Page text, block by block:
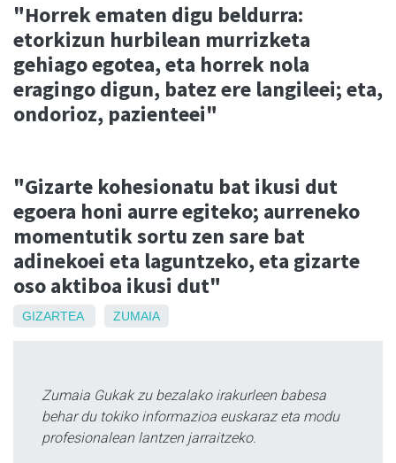
"Horrek ematen digu beldurra:
etorkizun hurbilean murrizketa
gehiago egotea, eta horrek nola
eragingo digun, batez ere langileei; eta,
ondorioz, pazienteei"
"Gizarte kohesionatu bat ikusi dut
egoera honi aurre egiteko; aurreneko
momentutik sortu zen sare bat
adinekoei eta laguntzeko, eta gizarte
oso aktiboa ikusi dut"
GIZARTEA ZUMAIA
Zumaia Gukak zu bezalako irakurleen babesa
behar du tokiko informazioa euskaraz eta modu
profesionalean lantzen jarraitzeko.